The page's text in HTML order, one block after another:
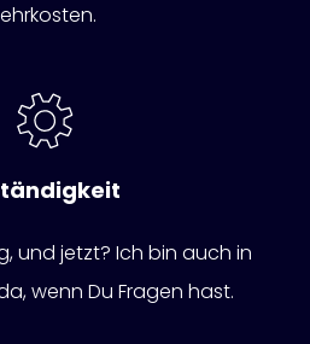
und jetzt? Ich bin auch in
wenn Du Fragen hast.